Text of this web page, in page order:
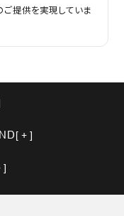
ご提供を実現していま